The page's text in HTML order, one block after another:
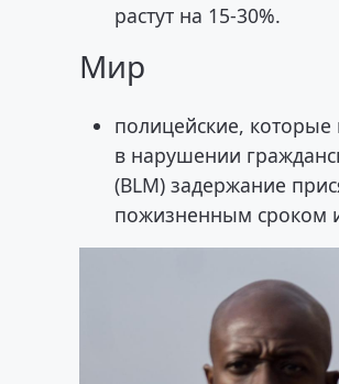
растут на 15-30%.
Мир
полицейские,
в нарушении
(BLM) задержание
пожизненным сроком